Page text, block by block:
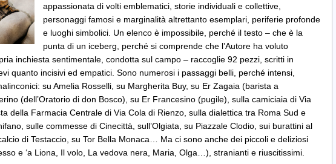
appassionata di volti emblematici, storie individuali e collettive,
personaggi famosi e marginalità altrettanto esemplari, periferie profonde
e luoghi simbolici. Un elenco è impossibile, perché il testo – che è la
punta di un iceberg, perché si comprende che l’Autore ha voluto
inchiesta sentimentale, condotta sul campo – raccoglie 92 pezzi, scritti in
quanto incisivi ed empatici. Sono numerosi i passaggi belli, perché intensi,
su Amelia Rosselli, su Margherita Buy, su Er Zagaia (barista a
(dell’Oratorio di don Bosco), su Er Francesino (pugile), sulla camiciaia di Via
della Farmacia Centrale di Via Cola di Rienzo, sulla dialettica tra Roma Sud e
sulle commesse di Cinecittà, sull’Olgiata, su Piazzale Clodio, sui burattini al
di Testaccio, su Tor Bella Monaca… Ma ci sono anche dei piccoli e deliziosi
e ‘a Liona, Il volo, La vedova nera, Maria, Olga…), stranianti e riuscitissimi.